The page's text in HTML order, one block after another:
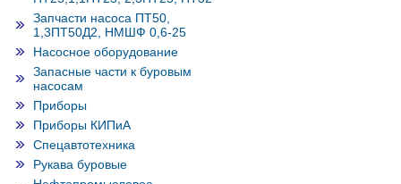
Запчасти насоса ПТ50,
1,3ПТ50Д2, НМШФ 0,6-25
Насосное оборудование
Запасные части к буровым
насосам
Приборы
Приборы КИПиА
Спецавтотехника
Рукава буровые